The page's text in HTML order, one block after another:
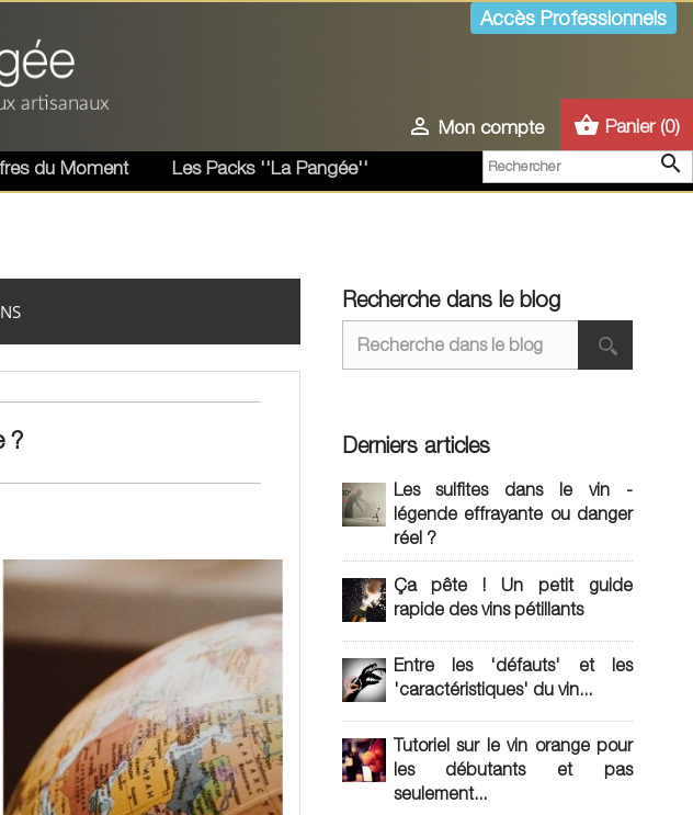
Accès Professionnels
 Mon compte shopping_basket Panier (0)

du Moment Les Packs ''La Pangée''
?
Recherche dans le blog
Derniers articles
Les sulfites dans le vin -
légende effrayante ou danger
réel ?
Ça pête ! Un petit guide
rapide des vins pétillants
Entre les 'défauts' et les
'caractéristiques' du vin...
Tutoriel sur le vin orange pour
les débutants et pas
seulement...